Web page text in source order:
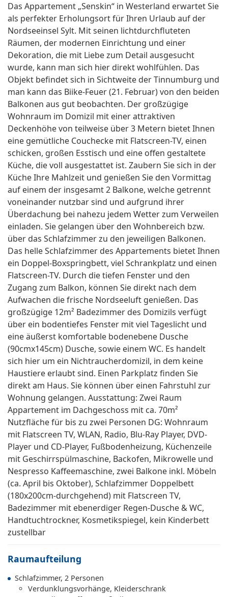
Das Appartement „Senskin“ in Westerland erwartet Sie
als perfekter Erholungsort für Ihren Urlaub auf der
Nordseeinsel Sylt. Mit seinen lichtdurchfluteten
Räumen, der modernen Einrichtung und einer
Dekoration, die mit Liebe zum Detail ausgesucht
wurde, kann man sich hier direkt wohlfühlen. Das
Objekt befindet sich in Sichtweite der Tinnumburg und
man kann das Biike-Feuer (21. Februar) von den beiden
Balkonen aus gut beobachten. Der großzügige
Wohnraum im Domizil mit einer attraktiven
Deckenhöhe von teilweise über 3 Metern bietet Ihnen
eine gemütliche Couchecke mit Flatscreen-TV, einen
schicken, großen Esstisch und eine offen gestaltete
Küche, die voll ausgestattet ist. Zaubern Sie sich in der
Küche Ihre Mahlzeit und genießen Sie den Vormittag
auf einem der insgesamt 2 Balkone, welche getrennt
voneinander nutzbar sind und aufgrund ihrer
Überdachung bei nahezu jedem Wetter zum Verweilen
einladen. Sie gelangen über den Wohnbereich bzw.
über das Schlafzimmer zu den jeweiligen Balkonen.
Das helle Schlafzimmer des Appartements bietet Ihnen
ein Doppel-Boxspringbett, viel Schrankplatz und einen
Flatscreen-TV. Durch die tiefen Fenster und den
Zugang zum Balkon, können Sie direkt nach dem
Aufwachen die frische Nordseeluft genießen. Das
großzügige 12m² Badezimmer des Domizils verfügt
über ein bodentiefes Fenster mit viel Tageslicht und
eine äußerst komfortable bodenebene Dusche
(90cmx145cm) Dusche, sowie einem WC. Es handelt
sich hier um ein Nichtraucherdomizil, in dem keine
Haustiere erlaubt sind. Einen Parkplatz finden Sie
direkt am Haus. Sie können über einen Fahrstuhl zur
Wohnung gelangen. Ausstattung: Zwei Raum
Appartement im Dachgeschoss mit ca. 70m²
Nutzfläche für bis zu zwei Personen DG: Wohnraum
mit Flatscreen TV, WLAN, Radio, Blu-Ray Player, DVD-
Player und CD-Player, Fußbodenheizung, Küchenzeile
mit Geschirrspülmaschine, Backofen, Mikrowelle und
Nespresso Kaffeemaschine, zwei Balkone inkl. Möbeln
(ca. April bis Oktober), Schlafzimmer Doppelbett
(180x200cm-durchgehend) mit Flatscreen TV,
Badezimmer mit ebenerdiger Regen-Dusche & WC,
Handtuchtrockner, Kosmetikspiegel, kein Kinderbett
zustellbar
Raumaufteilung
Schlafzimmer, 2 Personen
Verdunklungsvorhänge, Kleiderschrank